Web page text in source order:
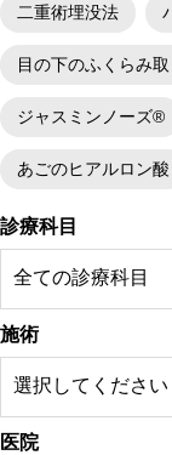
二重術埋没法
目の下のふくらみ取
ジャスミンノーズ®
あごのヒアルロン酸
診療科目
施術
医院